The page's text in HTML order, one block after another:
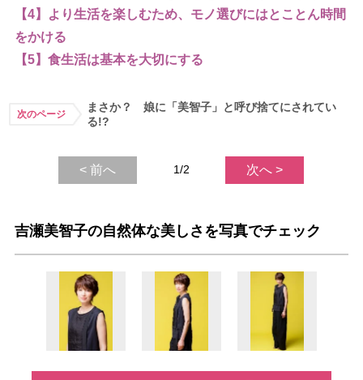
【4】より生活を楽しむため、モノ選びにはとことん時間
をかける
【5】食生活は基本を大切にする
次のページ
まさか？ 娘に「美智子」と呼び捨てにされてい
る!?
< 前へ 1/2 次へ >
吉瀬美智子の自然体な美しさを写真でチェック